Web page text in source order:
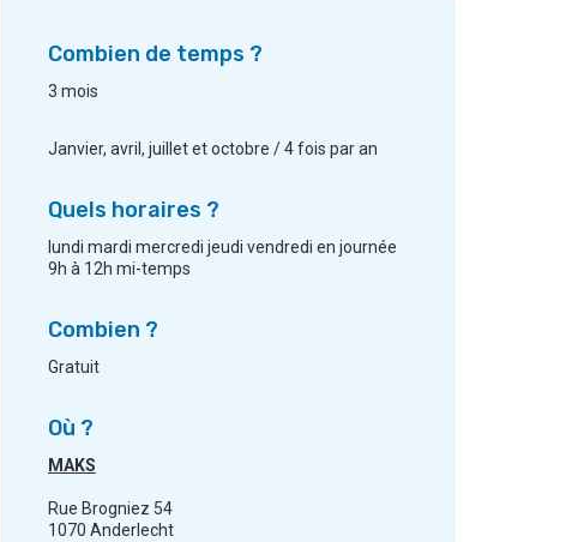
Combien de temps ?
3 mois
Janvier, avril, juillet et octobre / 4 fois par an
Quels horaires ?
lundi mardi mercredi jeudi vendredi en journée
9h à 12h mi-temps
Combien ?
Gratuit
Où ?
MAKS
Rue Brogniez 54
1070 Anderlecht